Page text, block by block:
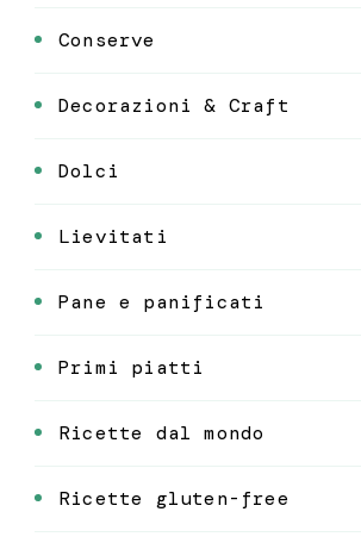
Conserve
Decorazioni & Craft
Dolci
Lievitati
Pane e panificati
Primi piatti
Ricette dal mondo
Ricette gluten-free